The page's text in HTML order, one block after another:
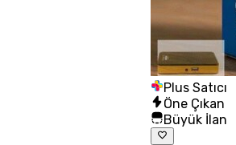
Plus Satıcı
Öne Çıkan
Büyük İlan